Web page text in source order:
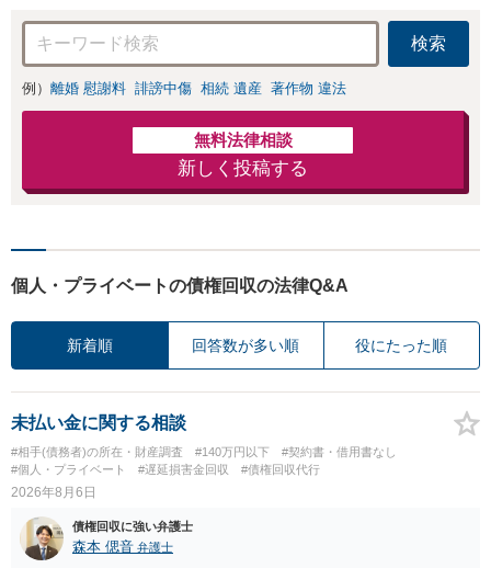
を正確に読み取り
ます。【東京都在
住以外の方も対
応】
検索
例） 離婚 慰謝料 誹謗中傷 相続 遺産 著作物 違法
無料法律相談
新しく投稿する
個人・プライベートの債権回収の法律Q&A
新着順 回答数が多い順 役にたった順
未払い金に関する相談
#相手(債務者)の所在・財産調査 #140万円以下
#契約書・借用書なし
#個人・プライベート
#遅延損害金回収 #債権回収代行
2026年8月6日
債権回収に強い弁護士
森本 偲音 弁護士